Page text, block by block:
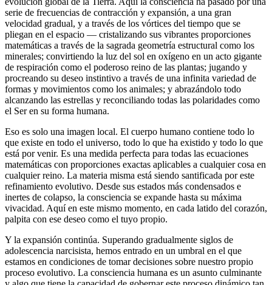
serie de frecuencias de contracción y expansión, a una gran
velocidad gradual, y a través de los vórtices del tiempo que se
pliegan en el espacio ― cristalizando sus vibrantes proporciones
matemáticas a través de la sagrada geometría estructural como los
minerales; convirtiendo la luz del sol en oxígeno en un acto gigante
de respiración como el poderoso reino de las plantas; jugando y
procreando su deseo instintivo a través de una infinita variedad de
formas y movimientos como los animales; y abrazándolo todo
alcanzando las estrellas y reconciliando todas las polaridades como
el Ser en su forma humana.
Eso es solo una imagen local. El cuerpo humano contiene todo lo
que existe en todo el universo, todo lo que ha existido y todo lo que
está por venir. Es una medida perfecta para todas las ecuaciones
matemáticas con proporciones exactas aplicables a cualquier cosa en
cualquier reino. La materia misma está siendo santificada por este
refinamiento evolutivo. Desde sus estados más condensados e
inertes de colapso, la consciencia se expande hasta su máxima
vivacidad. Aquí en este mismo momento, en cada latido del corazón,
palpita con ese deseo como el tuyo propio.
Y la expansión continúa. Superando gradualmente siglos de
adolescencia narcisista, hemos entrado en un umbral en el que
estamos en condiciones de tomar decisiones sobre nuestro propio
proceso evolutivo. La consciencia humana es un asunto culminante